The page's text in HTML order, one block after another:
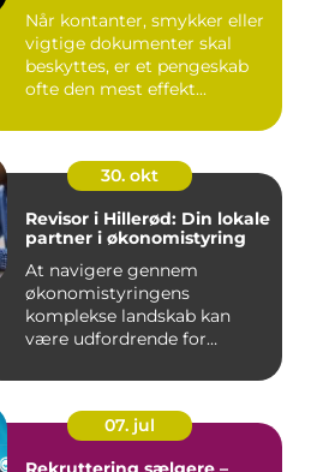
Når kontanter, smykker eller
vigtige dokumenter skal
beskyttes, er et pengeskab
ofte den mest effekt...
30. okt
Revisor i Hillerød: Din lokale
partner i økonomistyring
At navigere gennem
økonomistyringens
komplekse landskab kan
være udfordrende for
07. jul